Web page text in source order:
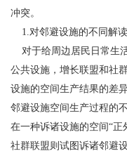
冲突。
1.对邻避设施的不同解读
对于给周边居民日常生
公共设施，增长联盟和社
设施的空间生产结果的差
邻避设施空间生产过程的
在一种诉诸设施的空间“正
社群联盟则试图诉诸邻避